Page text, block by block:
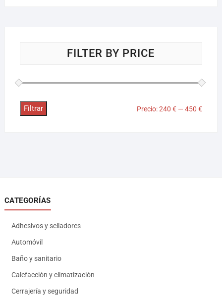
FILTER BY PRICE
Filtrar Precio:240 € —450 €
CATEGORÍAS
Adhesivos y selladores
Automóvil
Baño y sanitario
Calefacción y climatización
Cerrajería y seguridad